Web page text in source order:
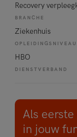
Recovery
BRANCHE
Ziekenhuis
OPLEIDINGSNIVEAU
HBO
DIENSTVERBAND
Als
in jouw